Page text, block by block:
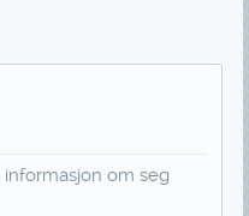
om seg